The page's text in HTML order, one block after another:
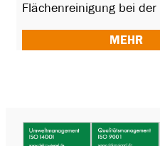
Flächenreinigung bei der
MEHR